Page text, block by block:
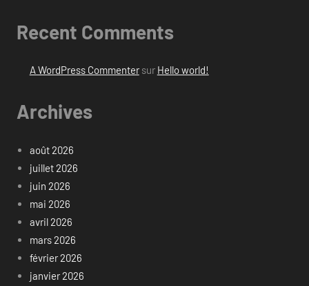
Recent Comments
A WordPress Commentersur Hello world!
Archives
août 2026
juillet 2026
juin 2026
mai 2026
avril 2026
mars 2026
février 2026
janvier 2026